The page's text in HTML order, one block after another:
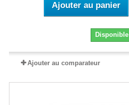
Ajouter au panier
Disponible
Ajouter au comparateur